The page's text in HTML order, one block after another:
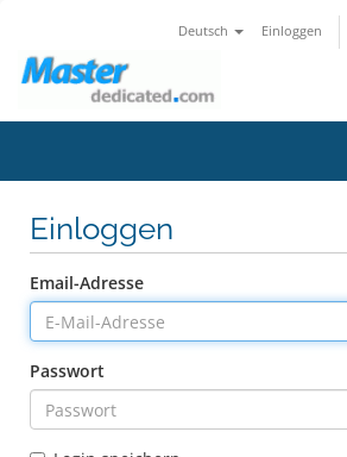
Deutsch Einloggen
Einloggen
Email-Adresse
Passwort